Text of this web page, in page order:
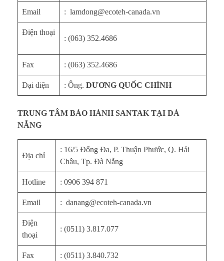
Email : lamdong@ecoteh-canada.vn
Điện thoại
: (063) 352.4686
Fax : (063) 352.4686
Đại diện : Ông. DƯƠNG QUỐC CHÍNH
TRUNG TÂM BẢO HÀNH SANTAK TẠI ĐÀ
NẴNG
Địa chỉ
: 16/5 Đống Đa, P. Thuận Phước, Q. Hải
Châu, Tp. Đà Nẵng
Hotline : 0906 394 871
Email : danang@ecoteh-canada.vn
Điện
thoại
: (0511) 3.817.077
Fax : (0511) 3.840.732